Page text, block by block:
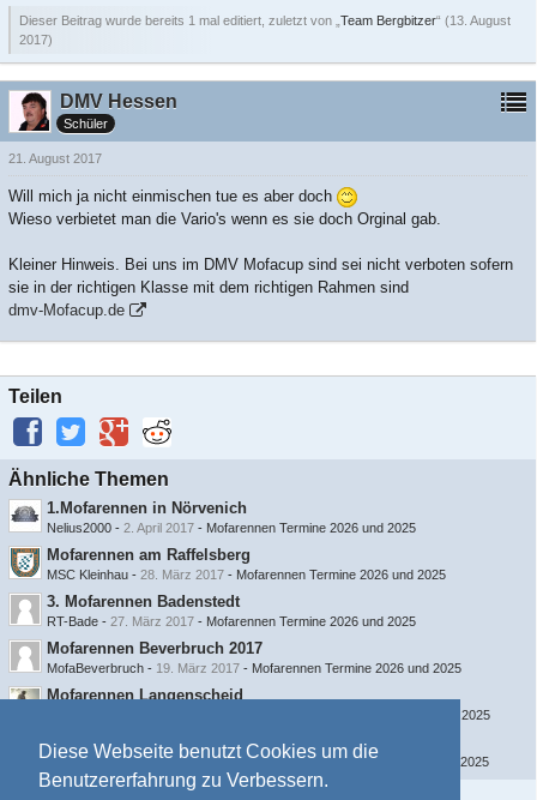
Diese Webseite benutzt Cookies um die
Benutzererfahrung zu Verbessern.
Dieser Beitrag wurde bereits 1 mal editiert, zuletzt von „ Team Bergbitzer“ (13. August
2017)
DMV Hessen
Schüler
21. August 2017
Will mich ja nicht einmischen tue es aber doch
Wieso verbietet man die Vario's wenn es sie doch Orginal gab.
Kleiner Hinweis. Bei uns im DMV Mofacup sind sei nicht verboten sofern
sie in der richtigen Klasse mit dem richtigen Rahmen sind
dmv-Mofacup.de
Teilen
Ähnliche Themen
1.Mofarennen in Nörvenich
Nelius2000 - 2. April 2017 - Mofarennen Termine 2026 und 2025
Mofarennen am Raffelsberg
MSC Kleinhau - 28. März 2017 - Mofarennen Termine 2026 und 2025
3. Mofarennen Badenstedt
RT-Bade - 27. März 2017 - Mofarennen Termine 2026 und 2025
Mofarennen Beverbruch 2017
MofaBeverbruch - 19. März 2017 - Mofarennen Termine 2026 und 2025
Mofarennen Langenscheid
Mofarennen Termine 2026 und 2025
Mofarennen Nehren
emule1989 {MMO}-11. Februar 2017-Mofarennen Termine 2026 und 2025